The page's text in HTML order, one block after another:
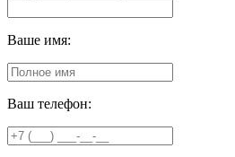
Ваше имя:
Ваш телефон: